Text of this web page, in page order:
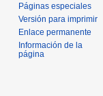
Páginas especiales
Versión para imprimir
Enlace permanente
Información de la
página